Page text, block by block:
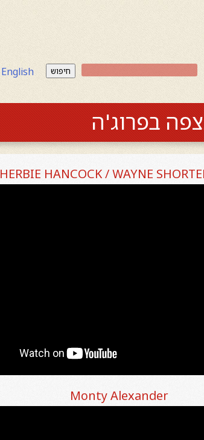
English חיפוש
בפרוג'ה
HERBIE HANCOCK / WAYNE
Monty Alexander